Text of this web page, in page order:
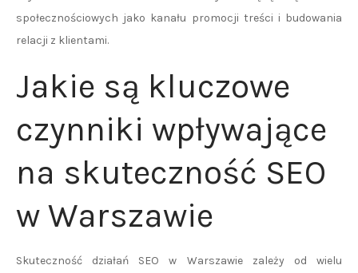
społecznościowych jako kanału promocji treści i budowania
relacji z klientami.
Jakie są kluczowe
czynniki wpływające
na skuteczność SEO
w Warszawie
Skuteczność działań SEO w Warszawie zależy od wielu